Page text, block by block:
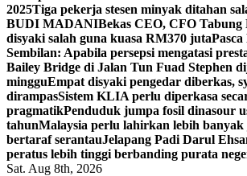
2025Tiga pekerja stesen minyak ditahan
BUDI MADANIBekas CEO, CFO
disyaki salah guna kuasa RM370 juta
Sembilan: Apabila persepsi mengatasi
Bailey Bridge di Jalan Tun Fuad Stephen
mingguEmpat disyaki pengedar diberkas,
dirampasSistem KLIA perlu diperkasa
pragmatikPenduduk jumpa fosil dinasour
tahunMalaysia perlu lahirkan lebih
bertaraf serantauJelapang Padi Darul
peratus lebih tinggi berbanding purata
Sat. Aug 8th, 2026